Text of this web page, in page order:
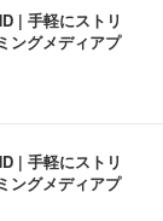
| 手軽にストリ
ングメディアプ
| 手軽にストリ
ングメディアプ